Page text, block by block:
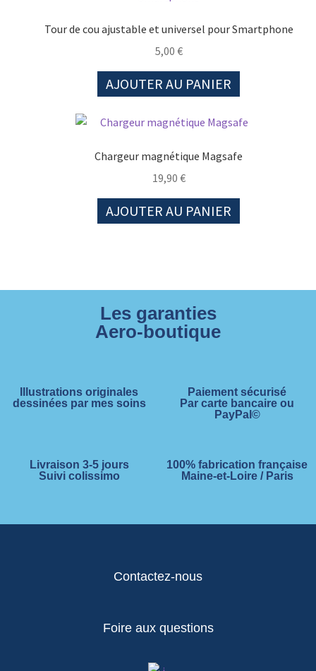
Tour de cou ajustable et universel pour Smartphone
5,00 €
AJOUTER AU PANIER
Chargeur magnétique Magsafe
19,90 €
AJOUTER AU PANIER
Les garanties
Aero-boutique
Illustrations originales
dessinées par mes soins
Paiement sécurisé
Par carte bancaire ou
PayPal©
Livraison 3-5 jours
Suivi colissimo
100% fabrication française
Maine-et-Loire / Paris
Contactez-nous
Foire aux questions